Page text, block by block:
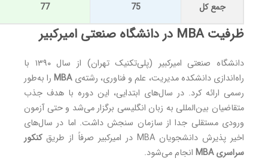
جمع کل 75
77
ظرفیت MBA در دانشگاه صنعتی امیرکبیر
دانشگاه صنعتی امیرکبیر (پلی‌تکنیک تهران) از سال ۱۳۹۰ با
راه‌اندازی دانشکده مدیریت، علم و فناوری، رشته‌یMBAرا به‌طور
رسمی ارائه کرد. در سال‌های ابتدایی، این دوره با هدف جذب
متقاضیان بین‌المللی به زبان انگلیسی برگزار می‌شد و حتی آزمون
ورودی مستقلی جدا از سازمان سنجش داشت. اما در سال‌های
اخیر پذیرش دانشجویان MBA در امیرکبیر صرفاً از طریق
کنکور
سراسری MBA
انجام می‌شود.